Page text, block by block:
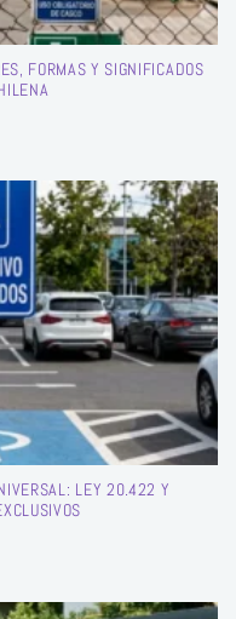
FORMAS Y SIGNIFICADOS
LEY 20.422 Y